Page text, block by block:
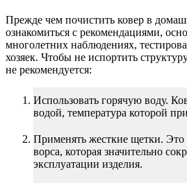
Прежде чем почистить ковер в
ознакомиться с рекомендациями,
многолетних наблюдениях,
хозяек. Чтобы не испортить
не рекомендуется:
Использовать горячую воду.
водой, температура которой
Применять жесткие щетки. Это
ворса, которая значительно
эксплуатации изделия.